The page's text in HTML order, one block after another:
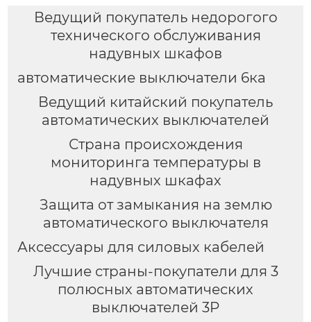
Ведущий покупатель недорогого
технического обслуживания
надувных шкафов
автоматические выключатели 6ка
Ведущий китайский покупатель
автоматических выключателей
Страна происхождения
мониторинга температуры в
надувных шкафах
Защита от замыкания на землю
автоматического выключателя
Аксессуары для силовых кабелей
Лучшие страны-покупатели для 3
полюсных автоматических
выключателей 3P